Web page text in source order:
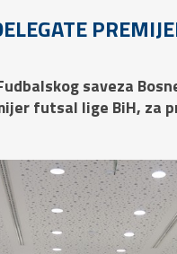
saveza
futsal lige BiH, za